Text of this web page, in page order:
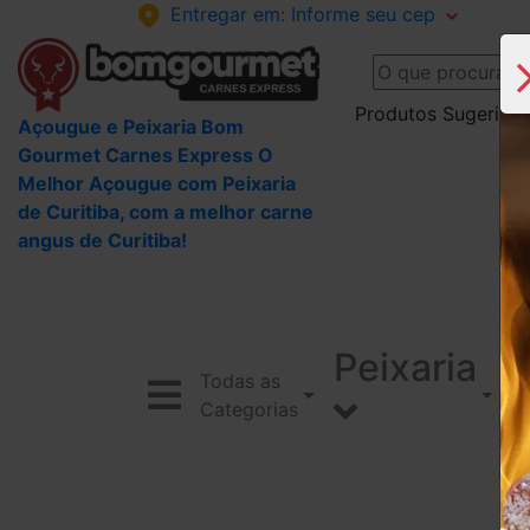
Entregar em: Informe seu cep
Açougue e Peixaria Bom
Gourmet Carnes Express O
Melhor Açougue com Peixaria
de Curitiba, com a melhor carne
angus de Curitiba!
Produtos
Todas as
Categorias
Peixaria